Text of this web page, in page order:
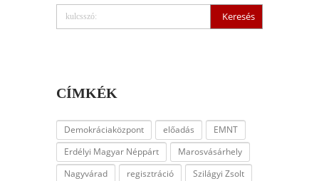
CÍMKÉK
Demokráciaközpont előadás
EMNT
Erdélyi Magyar Néppárt
Marosvásárhely
Nagyvárad
regisztráció
Szilágyi Zsolt